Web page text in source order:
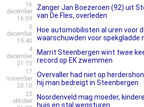
16
december
16:09
Zanger Jan Boezeroen (92) uit
van De Fles, overleden
5
december
19:40
Hoe automobi­lis­ten al uren voor
waarschuw­den voor spekgladde
4
december
21:15
Marrit Steenbergen wint twee
record op EK zwemmen
17
november
20:10
Overvaller had niet op
hij man bedreigt in Steenbergen
22
oktober
Noordenveld mag moeder,
huis en stal wegsturen